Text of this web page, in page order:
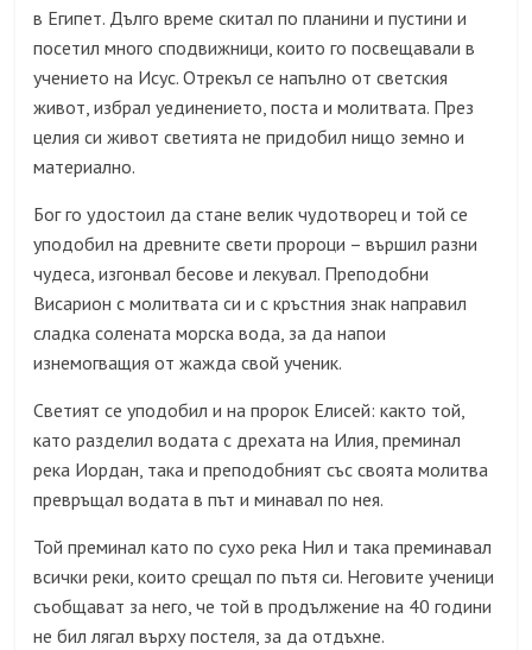
в Египет. Дълго време скитал по планини и пустини и
посетил много сподвижници, които го посвещавали в
учението на Исус. Отрекъл се напълно от светския
живот, избрал уединението, поста и молитвата. През
целия си живот светията не придобил нищо земно и
материално.
Бог го удостоил да стане велик чудотворец и той се
уподобил на древните свети пророци – вършил разни
чудеса, изгонвал бесове и лекувал. Преподобни
Висарион с молитвата си и с кръстния знак направил
сладка солената морска вода, за да напои
изнемогващия от жажда свой ученик.
Светият се уподобил и на пророк Елисей: както той,
като разделил водата с дрехата на Илия, преминал
река Иордан, така и преподобният със своята молитва
превръщал водата в път и минавал по нея.
Той преминал като по сухо река Нил и така преминавал
всички реки, които срещал по пътя си. Неговите ученици
съобщават за него, че той в продължение на 40 години
не бил лягал върху постеля, за да отдъхне.